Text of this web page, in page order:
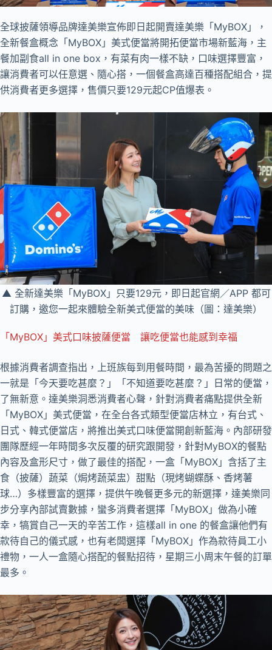
全球披薩領導品牌達美樂宣佈即日起開賣達美樂「MyBOX」，
全新餐盒概念「MyBOX」美式便當將開拓便當市場新藍海，主
餐加副食all in one box，有菜有肉一樣不缺，口味選擇豐富，
讓消費者可以任意選、隨心搭，一個餐盒高達百種搭配組合，提
供消費者更多選擇，售價只要129元起CP值爆表。
▲ 全新達美樂「MyBOX」只要129元，即日起官網／APP 都可
訂購，邀您一起來體驗全新美式便當的美味（圖：達美樂）
「MyBOX」美式口味披薩便當 讓吃便當也能感到幸福
根據消費者調查指出，上班族每到用餐時間，最為苦擾的問題之
一就是「今天要吃甚麼？」「不知道要吃甚麼？」日常的便當，
了無新意。達美樂洞悉消費者心聲，針對消費者痛點提供全新
「MyBOX」美式便當，在全台各式類型便當店林立，有台式、
日式、韓式便當店，將推出美式口味便當開創新藍海。內部研發
團隊歷經一年時間多次反覆的研究跟開發，針對MyBOX的餐點
內容及盒形尺寸，做了最佳的搭配，一盒「MyBOX」含括了主
食（披薩）蔬菜（焗烤蔬菜盅）甜點（現烤蝴蝶酥、香烤薯
球…）多樣豐富的選擇，提供午晚餐更多元的新選擇，達美樂同
步分享內部試賣數據，蠻多消費者選擇「MyBOX」做為小確
幸，犒賞自己一天的辛苦工作，這樣all in one 的餐盒讓他們有
款待自己的儀式感，也有老闆選擇「MyBOX」作為款待員工小
禮物，一人一盒隨心搭配的餐點招待，星期三小周末午餐的訂單
最多。